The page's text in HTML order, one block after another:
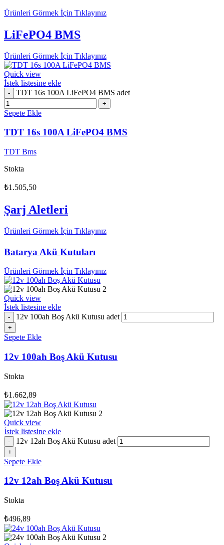
Ürünleri Görmek İçin Tıklayınız
LiFePO4 BMS
Ürünleri Görmek İçin Tıklayınız
Quick view
İstek listesine ekle
TDT 16s 100A LiFePO4 BMS adet
Sepete Ekle
TDT 16s 100A LiFePO4 BMS
TDT Bms
Stokta
₺1.505,50
Şarj Aletleri
Ürünleri Görmek İçin Tıklayınız
Batarya Akü Kutuları
Ürünleri Görmek İçin Tıklayınız
Quick view
İstek listesine ekle
12v 100ah Boş Akü Kutusu adet
Sepete Ekle
12v 100ah Boş Akü Kutusu
Stokta
₺1.662,89
Quick view
İstek listesine ekle
12v 12ah Boş Akü Kutusu adet
Sepete Ekle
12v 12ah Boş Akü Kutusu
Stokta
₺496,89